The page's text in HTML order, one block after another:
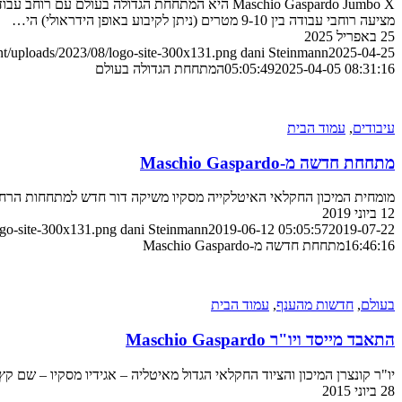
מציעה רוחבי עבודה בין 9-10 מטרים (ניתן לקיבוע באופן הידראולי) הי…
25 באפריל 2025
uploads/2023/08/logo-site-300x131.png dani Steinmann2025-04-25
05:05:492025-04-05 08:31:16 המתחחת הגדולה בעולם
עיבודים, עמוד הבית
מתחחת חדשה מ-Maschio Gaspardo
מומחית המיכון החקלאי האיטלקייה מסקיו משיקה דור חדש למתחחות
12 ביוני 2019
site-300x131.png dani Steinmann2019-06-12 05:05:572019-07-22
16:46:16מתחחת חדשה מ-Maschio Gaspardo
בעולם, חדשות מהענף, עמוד הבית
התאבד מייסד ויו"ר Maschio Gaspardo
יו"ר קונצרן המיכון והציוד החקלאי הגדול מאיטליה – אגידיו מסקיו –
28 ביוני 2015